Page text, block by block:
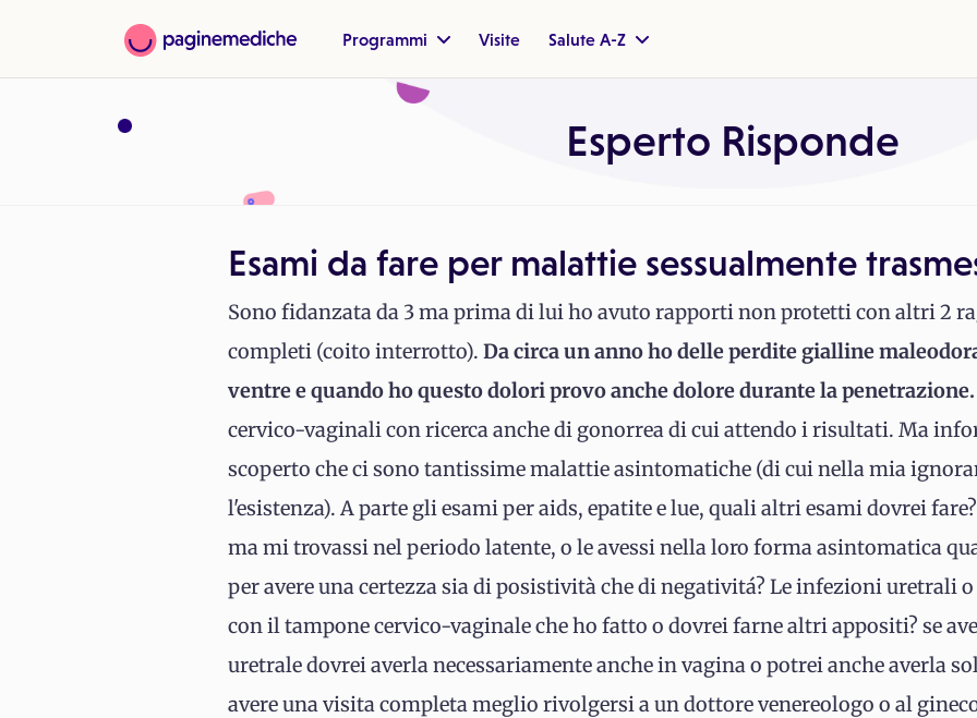
Programmi Visite Salute A-Z
Esperto Risponde
Esami da fare per malattie sessualmente
Sono fidanzata da 3 ma prima di lui ho avuto rapporti non protetti con altri 2
completi (coito interrotto). Da circa un anno ho delle perdite gialline
ventre e quando ho questo dolori provo anche dolore durante la penetrazione.
cervico-vaginali con ricerca anche di gonorrea di cui attendo i risultati. Ma
scoperto che ci sono tantissime malattie asintomatiche (di cui nella mia
l'esistenza). A parte gli esami per aids, epatite e lue, quali altri esami dovrei
ma mi trovassi nel periodo latente, o le avessi nella loro forma asintomatica
per avere una certezza sia di posistività che di negativitá? Le infezioni uretrali
con il tampone cervico-vaginale che ho fatto o dovrei farne altri appositi? se
uretrale dovrei averla necessariamente anche in vagina o potrei anche averla
avere una visita completa meglio rivolgersi a un dottore venereologo o al